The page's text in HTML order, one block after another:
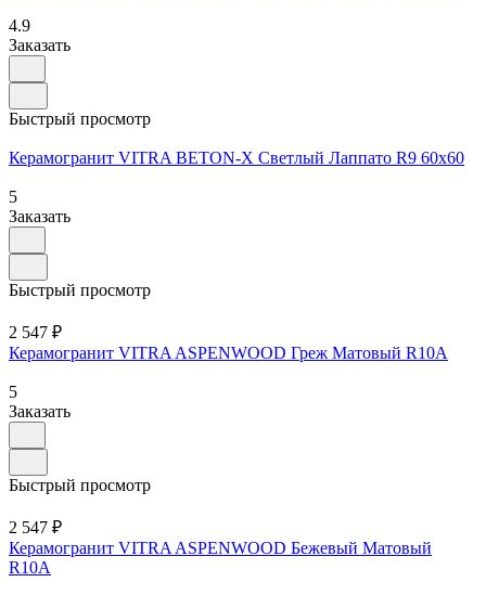
4.9
Заказать
Быстрый просмотр
Керамогранит VITRA BETON-X Cветлый Лаппато R9 60x60
5
Заказать
Быстрый просмотр
2 547 ₽
Керамогранит VITRA ASPENWOOD Греж Матовый R10A
5
Заказать
Быстрый просмотр
2 547 ₽
Керамогранит VITRA ASPENWOOD Бежевый Матовый
R10A